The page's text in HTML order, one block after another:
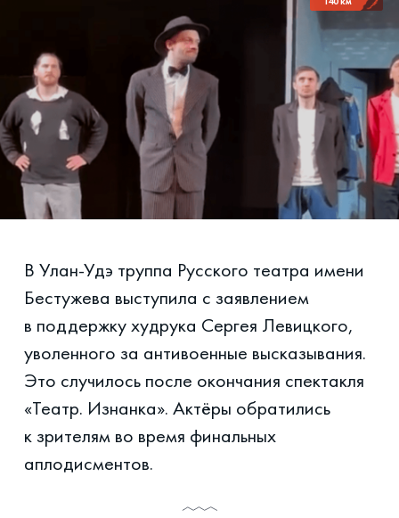
В Улан-Удэ труппа Русского театра имени
Бестужева выступила с заявлением
в поддержку худрука Сергея Левицкого,
уволенного за антивоенные высказывания.
Это случилось после окончания спектакля
«Театр. Изнанка». Актёры обратились
к зрителям во время финальных
аплодисментов.